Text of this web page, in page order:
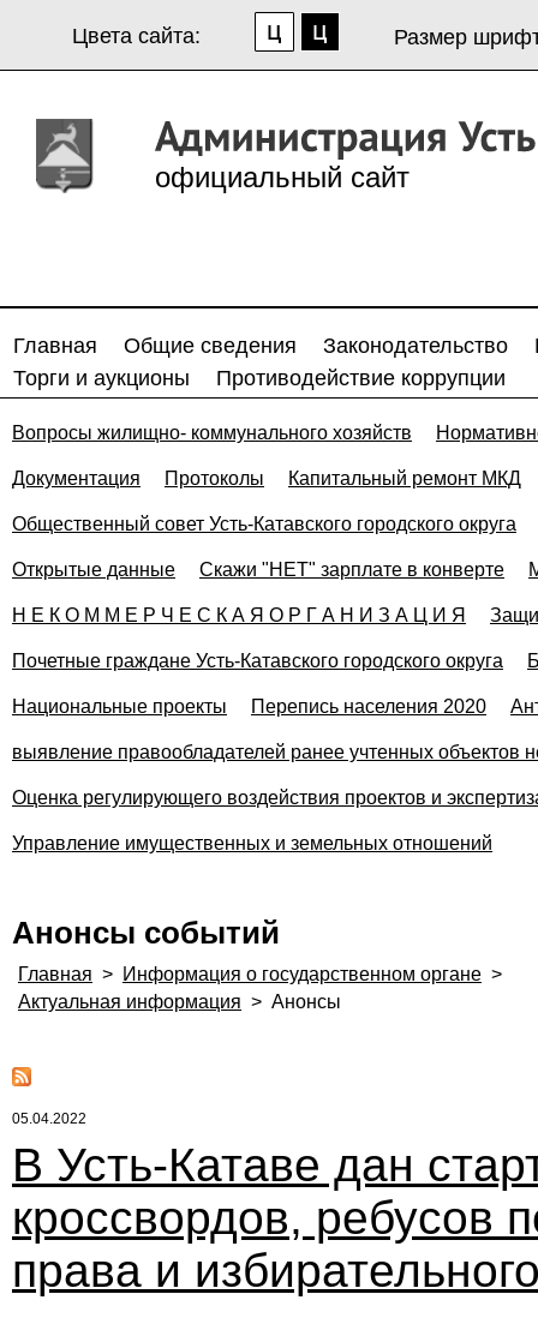
Цвета сайта: Размер
официальный сайт
Главная Общие сведения Законодательство
Торги и аукционы
Противодействие коррупции
Вопросы жилищно- коммунального хозяйств
Документация Протоколы Капитальный ремонт МКД
Общественный совет Усть-Катавского городского округа
Открытые данные Скажи "НЕТ" зарплате в конверте
Н Е К О М М Е Р Ч Е С К А Я О Р Г А Н И З А Ц И Я
Почетные граждане Усть-Катавского городского округа
Национальные проекты Перепись населения 2020
выявление правообладателей ранее учтенных объектов
Оценка регулирующего воздействия проектов и
Управление имущественных и земельных отношений
Анонсы событий
Главная > Информация о государственном органе >
Актуальная информация > Анонсы
05.04.2022
В Усть-Катаве дан
кроссвордов, ребусов
права и